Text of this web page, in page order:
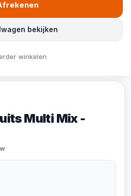
Multi Mix -
bekijken
winkelen